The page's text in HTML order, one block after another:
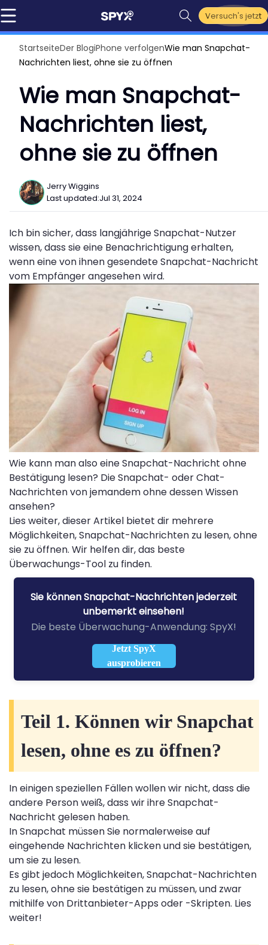
Versuch's jetzt
StartseiteDer BlogiPhone verfolgenWie man Snapchat-
Nachrichten liest, ohne sie zu öffnen
Wie man Snapchat-
Nachrichten liest,
ohne sie zu öffnen
Jerry Wiggins
Last updated:Jul 31, 2024
Ich bin sicher, dass langjährige Snapchat-Nutzer
wissen, dass sie eine Benachrichtigung erhalten,
wenn eine von ihnen gesendete Snapchat-Nachricht
vom Empfänger angesehen wird.
Wie kann man also eine Snapchat-Nachricht ohne
Bestätigung lesen? Die Snapchat- oder Chat-
Nachrichten von jemandem ohne dessen Wissen
ansehen?
Lies weiter, dieser Artikel bietet dir mehrere
Möglichkeiten, Snapchat-Nachrichten zu lesen, ohne
sie zu öffnen. Wir helfen dir, das beste
Überwachungs-Tool zu finden.
Sie können Snapchat-Nachrichten jederzeit
unbemerkt einsehen!
Die beste Überwachung-Anwendung: SpyX!
Jetzt SpyX
ausprobieren
Teil 1. Können wir Snapchat
lesen, ohne es zu öffnen?
In einigen speziellen Fällen wollen wir nicht, dass die
andere Person weiß, dass wir ihre Snapchat-
Nachricht gelesen haben.
In Snapchat müssen Sie normalerweise auf
eingehende Nachrichten klicken und sie bestätigen,
um sie zu lesen.
Es gibt jedoch Möglichkeiten, Snapchat-Nachrichten
zu lesen, ohne sie bestätigen zu müssen, und zwar
mithilfe von Drittanbieter-Apps oder -Skripten. Lies
weiter!